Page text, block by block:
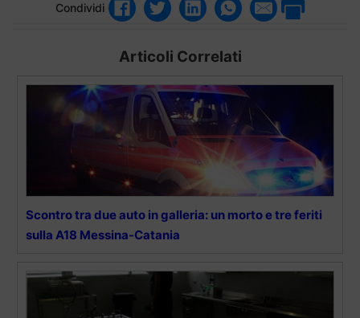
Condividi
Articoli Correlati
Scontro tra due auto in galleria: un morto e tre feriti
sulla A18 Messina-Catania